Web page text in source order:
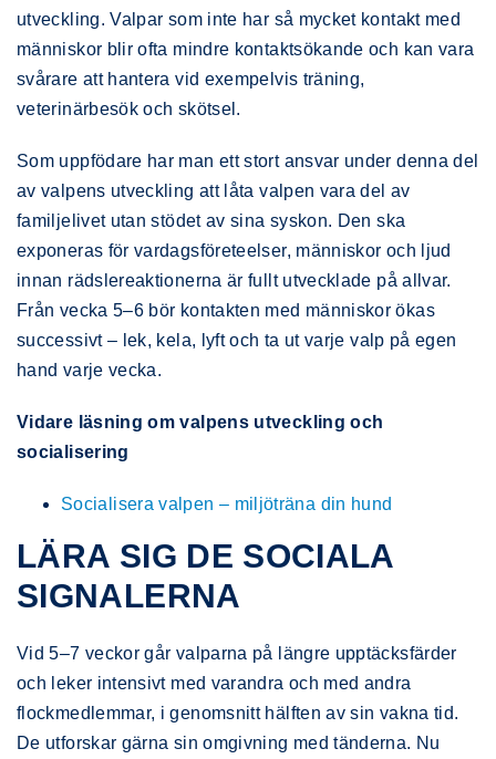
utveckling. Valpar som inte har så mycket kontakt med
människor blir ofta mindre kontaktsökande och kan vara
svårare att hantera vid exempelvis träning,
veterinärbesök och skötsel.
Som uppfödare har man ett stort ansvar under denna del
av valpens utveckling att låta valpen vara del av
familjelivet utan stödet av sina syskon. Den ska
exponeras för vardagsföreteelser, människor och ljud
innan rädslereaktionerna är fullt utvecklade på allvar.
Från vecka 5–6 bör kontakten med människor ökas
successivt – lek, kela, lyft och ta ut varje valp på egen
hand varje vecka.
Vidare läsning om valpens utveckling och
socialisering
Socialisera valpen – miljöträna din hund
LÄRA SIG DE SOCIALA
SIGNALERNA
Vid 5–7 veckor går valparna på längre upptäcksfärder
och leker intensivt med varandra och med andra
flockmedlemmar, i genomsnitt hälften av sin vakna tid.
De utforskar gärna sin omgivning med tänderna. Nu